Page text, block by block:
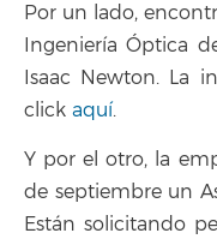
Por un lado,
Ingeniería Óptica
Isaac Newton. La
click aquí.
Y por el otro, la
de septiembre un
Están solicitando